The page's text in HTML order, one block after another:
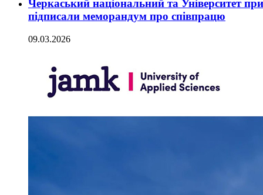
Черкаський національний та Університет
підписали меморандум про співпрацю
09.03.2026